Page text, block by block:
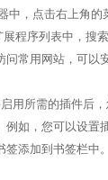
中，点击右上角的
程序列表中，搜
常用网站，可以
用所需的插件后
如，您可以设置
添加到书签栏中。